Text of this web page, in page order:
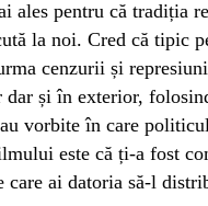
ales pentru că tradiția
la noi. Cred că tipic
cenzurii și
și în exterior,
vorbite în care
este că ți-a fost
care ai datoria să-l